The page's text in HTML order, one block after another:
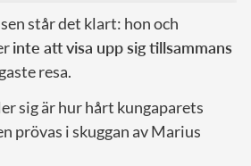
står det klart: hon och
inte att visa upp sig tillsammans
resa.
sig är hur hårt kungaparets
prövas i skuggan av Marius